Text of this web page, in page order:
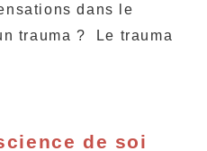
dans le
trauma ? Le trauma